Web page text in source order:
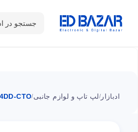
جستجو در
دسته بندی محصولات
ادبازار /لپ تاپ و لوازم جانبی/
CTO